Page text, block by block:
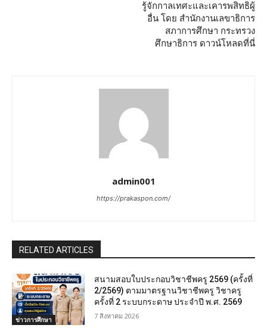
รู้จักกาลเทศะและเคารพสิทธิผู้
อื่น โดย สำนักงานเลขาธิการ
สภาการศึกษา กระทรวง
ศึกษาธิการ ดาวน์โหลดที่นี่
admin001
https://prakaspon.com/
RELATED ARTICLES
ข่าวการศึกษา
สนามสอบใบประกอบวิชาชีพครู 2569 (ครั้งที่
2/2569) ตามมาตรฐานวิชาชีพครู วิชาครู
ครั้งที่ 2 ระบบกระดาษ ประจำปี พ.ศ. 2569
7 สิงหาคม 2026